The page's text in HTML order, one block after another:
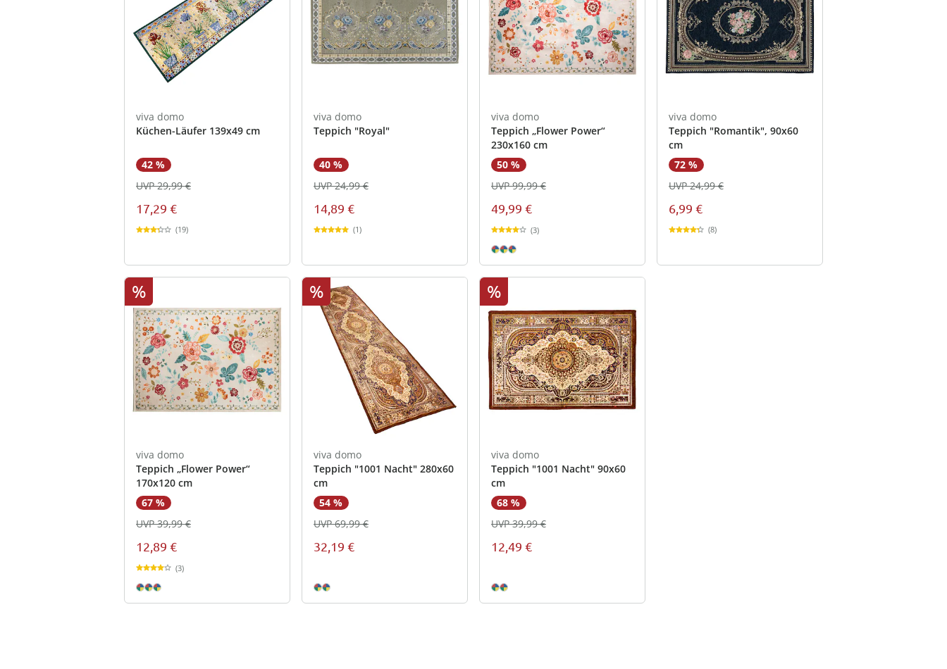
viva domo
Küchen-Läufer 139x49 cm
42 %
17,29 €
UVP 29,99 €
(19)
viva domo
Teppich "Royal"
40 %
14,89 €
UVP 24,99 €
(1)
viva domo
Teppich „Flower Power“
230x160 cm
50 %
49,99 €
UVP 99,99 €
(3)
viva domo
Teppich "Romantik", 90x60
cm
72 %
6,99 €
UVP 24,99 €
(8)
%
viva domo
Teppich „Flower Power“
170x120 cm
67 %
12,89 €
UVP 39,99 €
(3)
%
viva domo
Teppich "1001 Nacht" 280x60
cm
54 %
32,19 €
UVP 69,99 €
%
viva domo
Teppich "1001 Nacht" 90x60
cm
68 %
12,49 €
UVP 39,99 €